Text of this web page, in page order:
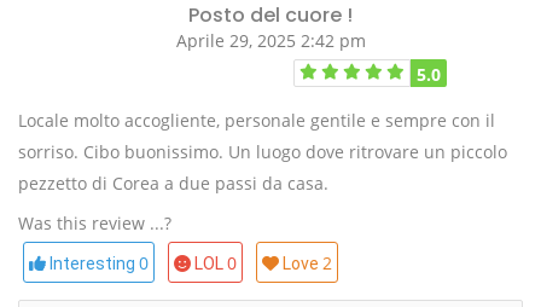
Posto del cuore !
Aprile 29, 2025 2:42 pm
5.0
Locale molto accogliente, personale gentile e sempre con il
sorriso. Cibo buonissimo. Un luogo dove ritrovare un piccolo
pezzetto di Corea a due passi da casa.
Was this review ...?
Interesting 0 LOL0 Love 2